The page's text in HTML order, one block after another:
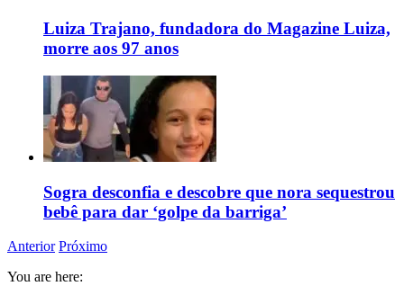
Luiza Trajano, fundadora do Magazine Luiza,
morre aos 97 anos
Sogra desconfia e descobre que nora sequestrou
bebê para dar ‘golpe da barriga’
Anterior Próximo
You are here: